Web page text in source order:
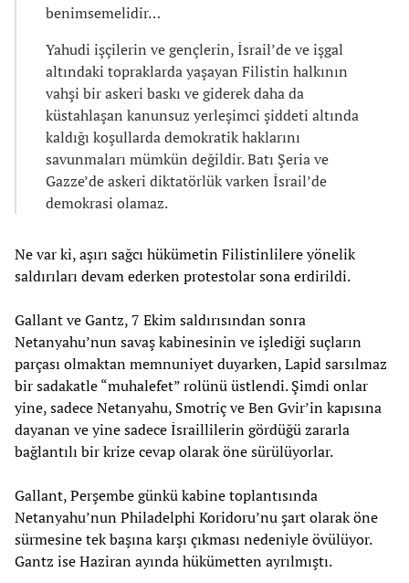
benimsemelidir…
Yahudi işçilerin ve gençlerin, İsrail’de ve işgal
altındaki topraklarda yaşayan Filistin halkının
vahşi bir askeri baskı ve giderek daha da
küstahlaşan kanunsuz yerleşimci şiddeti altında
kaldığı koşullarda demokratik haklarını
savunmaları mümkün değildir. Batı Şeria ve
Gazze’de askeri diktatörlük varken İsrail’de
demokrasi olamaz.
Ne var ki, aşırı sağcı hükümetin Filistinlilere yönelik
saldırıları devam ederken protestolar sona erdirildi.
Gallant ve Gantz, 7 Ekim saldırısından sonra
Netanyahu’nun savaş kabinesinin ve işlediği suçların
parçası olmaktan memnuniyet duyarken, Lapid sarsılmaz
bir sadakatle “muhalefet” rolünü üstlendi. Şimdi onlar
yine, sadece Netanyahu, Smotriç ve Ben Gvir’in kapısına
dayanan ve yine sadece İsraillilerin gördüğü zararla
bağlantılı bir krize cevap olarak öne sürülüyorlar.
Gallant, Perşembe günkü kabine toplantısında
Netanyahu’nun Philadelphi Koridoru’nu şart olarak öne
sürmesine tek başına karşı çıkması nedeniyle övülüyor.
Gantz ise Haziran ayında hükümetten ayrılmıştı.